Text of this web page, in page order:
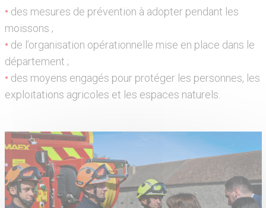
• des mesures de prévention à adopter pendant les
moissons ;
• de l’organisation opérationnelle mise en place dans le
département ;
• des moyens engagés pour protéger les personnes, les
exploitations agricoles et les espaces naturels.